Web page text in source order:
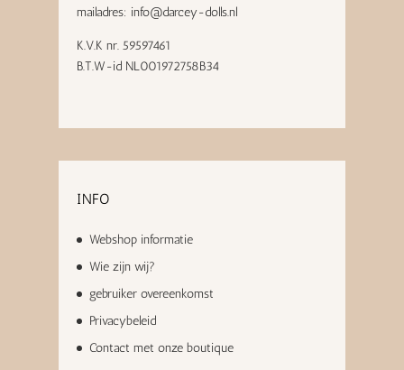
mailadres: info@darcey-dolls.nl
K.V.K nr. 59597461
B.T.W-id NL001972758B34
INFO
Webshop informatie
Wie zijn wij?
gebruiker overeenkomst
Privacybeleid
Contact met onze boutique